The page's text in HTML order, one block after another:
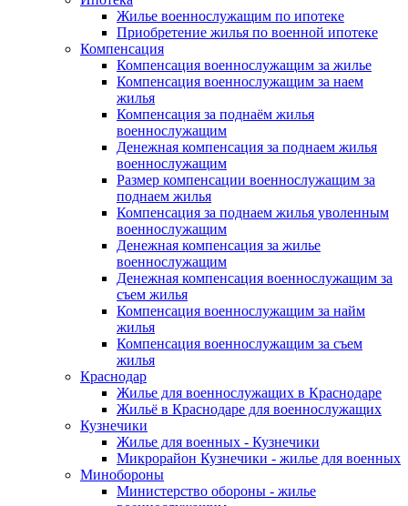
Жилье военнослужащим по ипотеке
Приобретение жилья по военной ипотеке
Компенсация
Компенсация военнослужащим за жилье
Компенсация военнослужащим за наем
жилья
Компенсация за поднаём жилья
военнослужащим
Денежная компенсация за поднаем жилья
военнослужащим
Размер компенсации военнослужащим за
поднаем жилья
Компенсация за поднаем жилья уволенным
военнослужащим
Денежная компенсация за жилье
военнослужащим
Денежная компенсация военнослужащим за
съем жилья
Компенсация военнослужащим за найм
жилья
Компенсация военнослужащим за съем
жилья
Краснодар
Жилье для военнослужащих в Краснодаре
Жильё в Краснодаре для военнослужащих
Кузнечики
Жилье для военных - Кузнечики
Микрорайон Кузнечики - жилье для военных
Минобороны
Министерство обороны - жилье